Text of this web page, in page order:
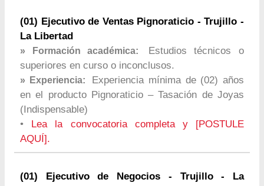
(01) Ejecutivo de Ventas Pignoraticio - Trujillo -
La Libertad
» Formación académica:
Estudios técnicos o
superiores en curso o inconclusos.
» Experiencia:
Experiencia mínima de (02) años
en el producto Pignoraticio – Tasación de Joyas
(Indispensable)
•
Lea la convocatoria completa y [POSTULE
AQUÍ].
(01) Ejecutivo de Negocios - Trujillo - La